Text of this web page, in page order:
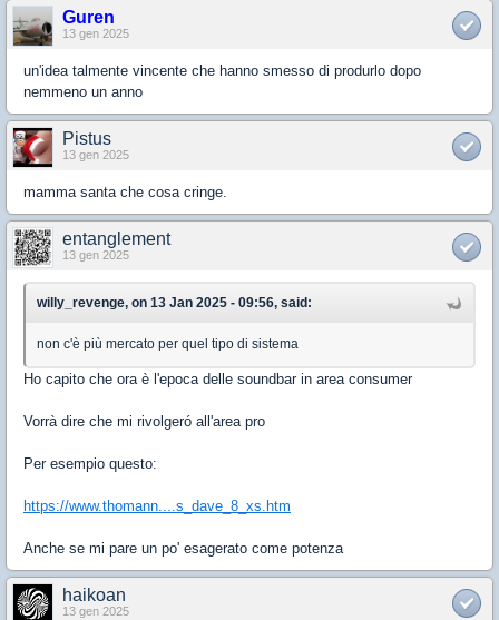
Guren
13 gen 2025
un'idea talmente vincente che hanno smesso di produrlo dopo
nemmeno un anno
Pistus
13 gen 2025
mamma santa che cosa cringe.
entanglement
13 gen 2025
willy_revenge, on 13 Jan 2025 - 09:56, said:
non c'è più mercato per quel tipo di sistema
Ho capito che ora è l'epoca delle soundbar in area consumer
Vorrà dire che mi rivolgeró all'area pro
Per esempio questo:
https://www.thomann....s_dave_8_xs.htm
Anche se mi pare un po' esagerato come potenza
haikoan
13 gen 2025